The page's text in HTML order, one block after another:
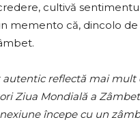
cultivă
memento că, dincolo
autentic reflectă mai
Ziua Mondială a
începe cu un